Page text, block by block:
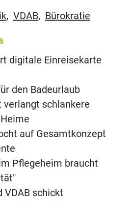
, VDAB, Bürokratie
digitale Einreisekarte
den Badeurlaub
schlankere
auf Gesamtkonzept
Pflegeheim braucht
VDAB schickt